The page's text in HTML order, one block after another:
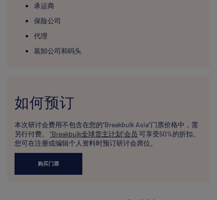
承运商
保险公司
代理
装卸公司和码头
如何预订
本次研讨会费用不包含在您的“Breakbulk Asia”门票价格中，需
另行付费。 “Breakbulk全球货主计划”会员 可享受50%的折扣。
您可在注册或编辑个人资料时预订研讨会席位。
购买门票